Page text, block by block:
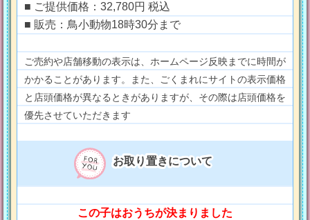
■ ご提供価格：32,780円 税込
■ 販売：鳥小動物18時30分まで
ご売約や店舗移動の表示は、ホームページ反映までに時間が
かかることがあります。また、ごくまれにサイトの表示価格
と店頭価格が異なるときがありますが、その際は店頭価格を
優先させていただきます
お取り置きについて
この子はおうちが決まりました